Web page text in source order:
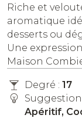
Riche et
aromatique
desserts ou
Une
Maison
Degré : 17
Apéritif,